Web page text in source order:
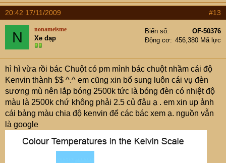
tầm nhìn hạn chế (do mưa to hoặc sương mù dày
đặc)??? Có hai cách, dùng âm thanh hoặc ánh sáng.
Dùng âm thanh thì có thể bị nhiễu hoặc không đủ cường
độ, đặc biệt là khi người khác cũng đang ngồi trong xe.
Vậy thì chỉ còn cách dùng ánh sáng.
Ánh sáng trắng của đèn pha (tập hợp của các loại ánh
sáng đơn sắc khác) thì dễ bị tán xạ trong mưa và sương
mù. Chỉ có ánh sáng đơn sắc, khó tán xạ và dễ được mắt
người nhận biết thì mới được sử dụng.
Trong giải sóng ánh sáng thì màu đỏ là dễ nhận biết nhất,
tiếp theo là da cam,sau đó đến ánh sáng vàng. Nhà sản
xuất đã dùng ánh sáng đỏ cho đèn hậu và đèn phanh rồi
20:42 17/11/2009 #13
N nonameisme
Xe đạp
Biển số
OF-50376
Động cơ
456,380 Mã lực
hì hì vừa rồi bác Chuột có pm mình bác chuột nhầm cái độ
Kenvin thành $$ ^.^ em cũng xin bổ sung luôn cái vụ đèn
sương mù nên lắp bóng 2500k tức là bóng đèn có nhiệt độ
màu là 2500k chứ không phải 2.5 củ đâu ạ . em xin up ảnh
cái bảng màu chia độ kenvin để các bác xem ạ. nguồn vẫn
là google